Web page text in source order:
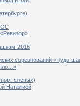
2016
соревнований «Чудо-
слепых)
Наталией